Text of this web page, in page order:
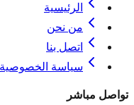
الرئيسية
من نحن
اتصل بنا
سياسة الخصوصية
تواصل مباشر